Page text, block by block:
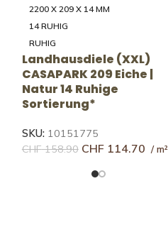
2800 × 260 × 11 MM
14 RUHIG
RUHIG
Landhausdiele (XXXL)
SILVERLINE EDITION Eiche |
Farina 14 Ruhige
Sortierung*
SKU: 10016950
CHF321.10 CHF226.10